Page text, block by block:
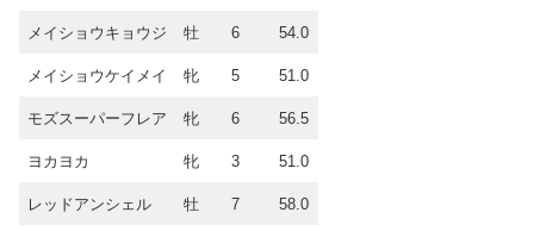
メイショウキョウジ 牡 6 54.0
メイショウケイメイ 牝 5 51.0
モズスーパーフレア 牝 6 56.5
ヨカヨカ 牝 3 51.0
レッドアンシェル 牡 7 58.0